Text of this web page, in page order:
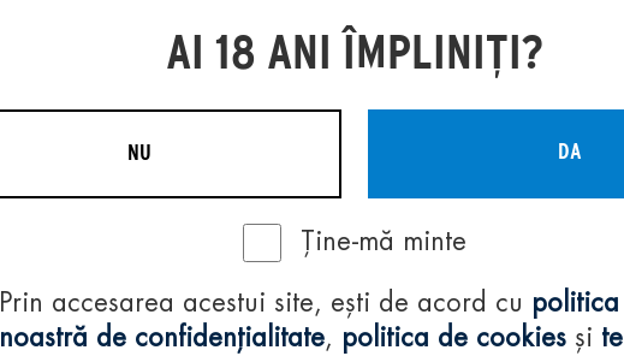
consumă-
AI 18 ANI ÎMPLINIȚI?
NU DA
Ține-mă minte
Prin accesarea acestui site, ești de acord cu politica
noastră de confidențialitate, politica de cookies și